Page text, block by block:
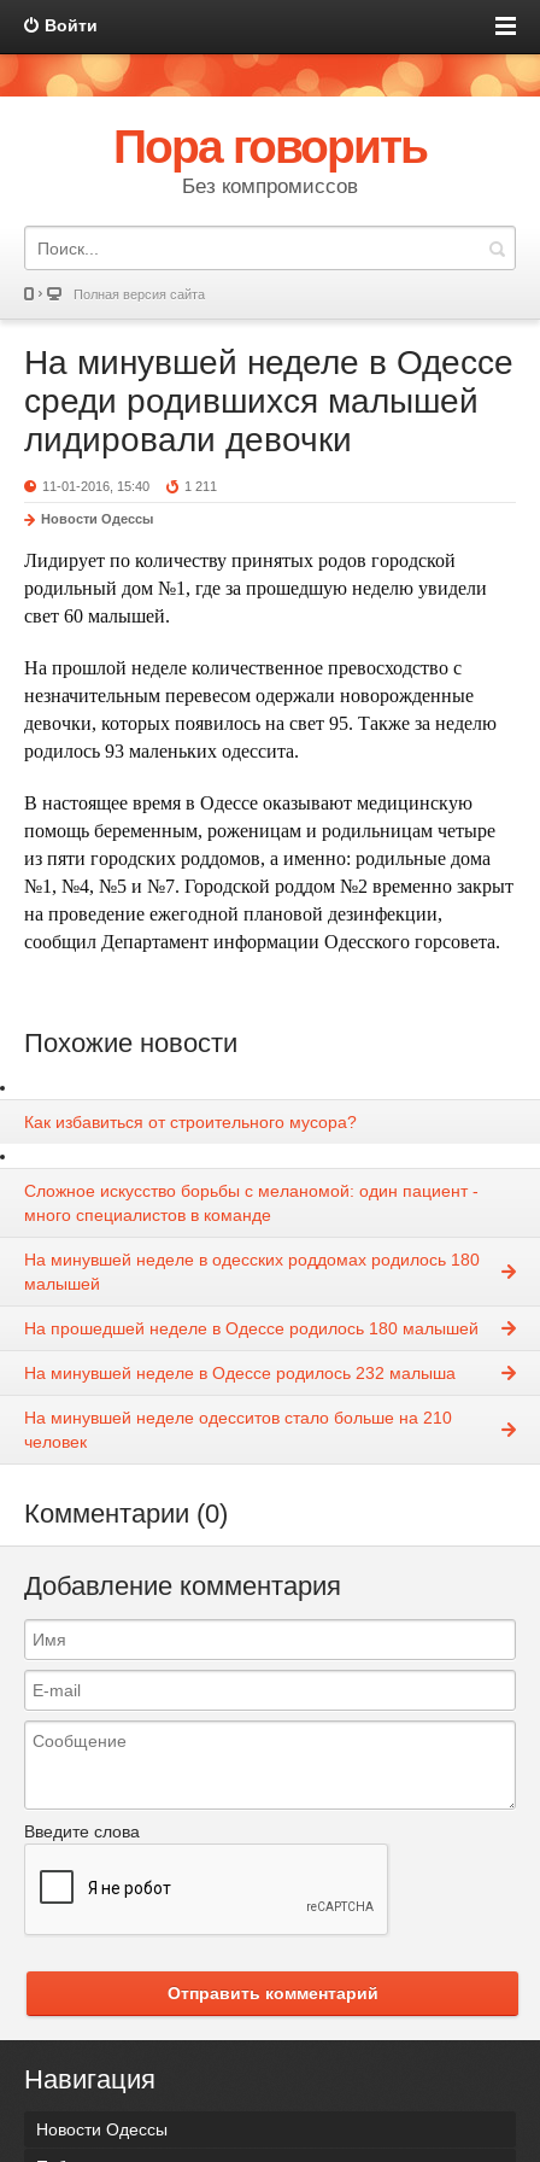
Войти
Пора говорить
Без компромиссов
Полная версия сайта
На минувшей неделе в Одессе
среди родившихся малышей
лидировали девочки
11-01-2016, 15:40 1 211
Новости Одессы
Лидирует по количеству принятых родов городской
родильный дом №1, где за прошедшую неделю увидели
свет 60 малышей.
На прошлой неделе количественное превосходство с
незначительным перевесом одержали новорожденные
девочки, которых появилось на свет 95. Также за неделю
родилось 93 маленьких одессита.
В настоящее время в Одессе оказывают медицинскую
помощь беременным, роженицам и родильницам четыре
из пяти городских роддомов, а именно: родильные дома
№1, №4, №5 и №7. Городской роддом №2 временно закрыт
на проведение ежегодной плановой дезинфекции,
сообщил Департамент информации Одесского горсовета.
Похожие новости
Как избавиться от строительного мусора?
Сложное искусство борьбы с меланомой: один пациент -
много специалистов в команде
На минувшей неделе в одесских роддомах родилось 180
малышей
На прошедшей неделе в Одессе родилось 180 малышей
На минувшей неделе в Одессе родилось 232 малыша
На минувшей неделе одесситов стало больше на 210
человек
Комментарии (0)
Добавление комментария
Введите слова
Отправить комментарий
Навигация
Новости Одессы